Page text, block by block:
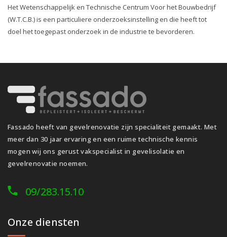
Het Wetenschappelijk en Technische Centrum Voor het Bouwbedrijf
(W.T.C.B.) is een particuliere onderzoeksinstelling en die heeft tot
doel het toegepast onderzoek in de industrie te bevorderen.
Fassado heeft van gevelrenovatie zijn specialiteit gemaakt. Met
meer dan 30 jaar ervaring en een ruime technische kennis
mogen wij ons gerust vakspecialist in gevelisolatie en
gevelrenovatie noemen.
09/283.15.10
Onze diensten